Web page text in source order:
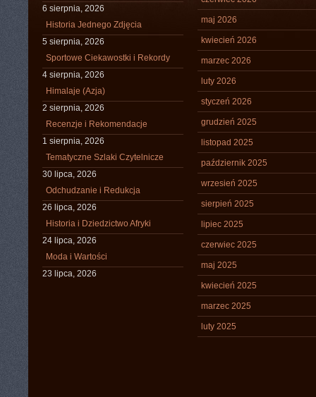
6 sierpnia, 2026
Historia Jednego Zdjęcia
5 sierpnia, 2026
Sportowe Ciekawostki i Rekordy
4 sierpnia, 2026
Himalaje (Azja)
2 sierpnia, 2026
Recenzje i Rekomendacje
1 sierpnia, 2026
Tematyczne Szlaki Czytelnicze
30 lipca, 2026
Odchudzanie i Redukcja
26 lipca, 2026
Historia i Dziedzictwo Afryki
24 lipca, 2026
Moda i Wartości
23 lipca, 2026
maj 2026
kwiecień 2026
marzec 2026
luty 2026
styczeń 2026
grudzień 2025
listopad 2025
październik 2025
wrzesień 2025
sierpień 2025
lipiec 2025
czerwiec 2025
maj 2025
kwiecień 2025
marzec 2025
luty 2025